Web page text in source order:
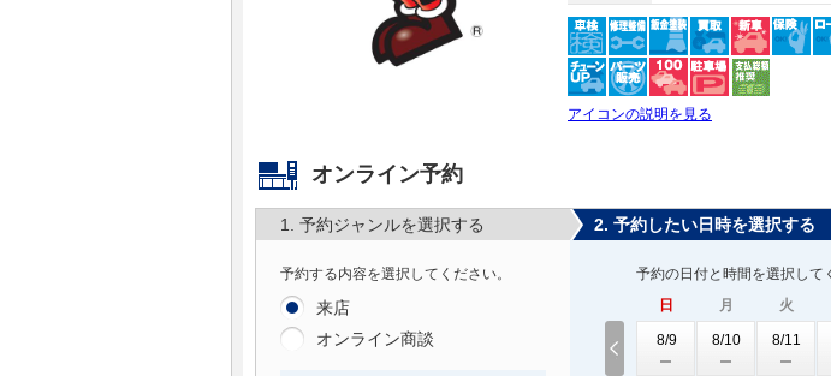
アイコンの説明を見る
オンライン予約
1. 予約ジャンルを選択する
予約する内容を選択してください。
来店
オンライン商談
2. 予約したい日時を選択する
予約の日付と時間を選択して
日
8/9
月
8/10
火
8/11